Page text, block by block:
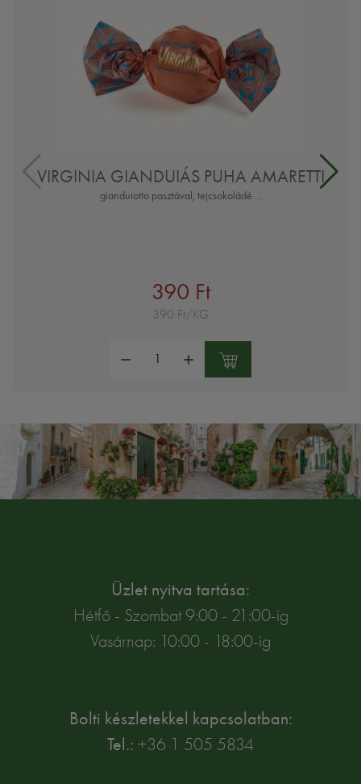
VIRGINIA GIANDUIÁS PUHA AMARETTI
gianduiotto pasztával, tejcsokoládé ...
390 Ft
390 Ft/KG
Üzlet nyitva tartása:
Hétfő - Szombat 9:00 - 21:00-ig
Vasárnap: 10:00 - 18:00-ig
Bolti készletekkel kapcsolatban:
Tel.: +36 1 505 5834